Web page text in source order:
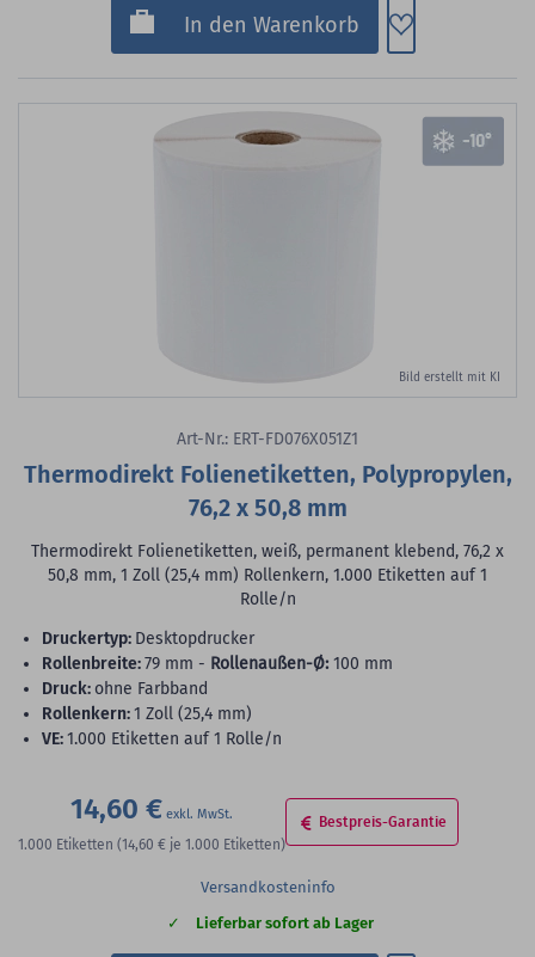
In den Warenkorb Zum
Bild erstellt mit KI
Art-Nr.: ERT-FD076X051Z1
Thermodirekt Folienetiketten, Polypropylen,
76,2 x 50,8 mm
Thermodirekt Folienetiketten, weiß, permanent klebend, 76,2 x
50,8 mm, 1 Zoll (25,4 mm) Rollenkern, 1.000 Etiketten auf 1
Rolle/n
Druckertyp: Desktopdrucker
Rollenbreite:79 mm - Rollenaußen-Ø: 100 mm
Druck: ohne Farbband
Rollenkern:1 Zoll (25,4 mm)
VE:1.000 Etiketten auf 1 Rolle/n
14,60 €
1.000 Etiketten (14,60 € je 1.000 Etiketten)
Bestpreis-Garantie
Versandkosteninfo
Lieferbar sofort ab Lager